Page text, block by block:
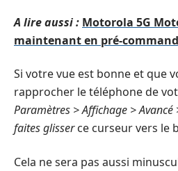
A lire aussi : Motorola 5G
maintenant en pré-
Si votre vue est bonne et que
rapprocher le téléphone de
Paramètres > Affichage > Avancé
faites glisserce curseur vers le
Cela ne sera pas aussi